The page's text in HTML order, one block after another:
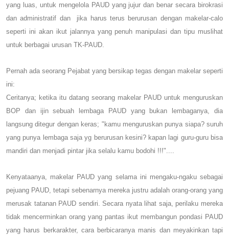
yang luas , untuk mengelola PAUD yang jujur dan benar secara birokrasi
dan administratif dan jika harus terus berurusan dengan makelar-calo
seperti ini akan ikut jalannya yang penuh manipulasi dan tipu muslihat
untuk berbagai urusan TK-PAUD.
Pernah ada seorang Pejabat yang bersikap tegas dengan makelar seperti
ini:
Ceritanya; ketika itu datang seorang makelar PAUD untuk menguruskan
BOP dan ijin sebuah lembaga PAUD yang bukan lembaganya, dia
langsung ditegur dengan keras; "kamu menguruskan punya siapa? suruh
yang punya lembaga saja yg berurusan kesini? kapan lagi guru-gurubisa
mandiri dan menjadi pintar jika selalu kamu bodohi !!!"....
Kenyataanya, makelar PAUD yang selama ini mengaku-ngaku sebagai
pejuang PAUD, tetapi sebenarnya mereka justru adalah orang-orang yang
merusak tatanan PAUD sendiri. Secara nyata lihat saja, perilaku mereka
tidak mencerminkan orang yang pantas ikut membangun pondasi PAUD
yang harus berkarakter, cara berbicaranya manis dan meyakinkan tapi